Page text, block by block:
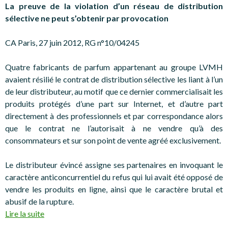
La preuve de la violation d’un réseau de distribution
sélective ne peut s’obtenir par provocation
CA Paris, 27 juin 2012, RG n°10/04245
Quatre fabricants de parfum appartenant au groupe LVMH
avaient résilié le contrat de distribution sélective les liant à l’un
de leur distributeur, au motif que ce dernier commercialisait les
produits protégés d’une part sur Internet, et d’autre part
directement à des professionnels et par correspondance alors
que le contrat ne l’autorisait à ne vendre qu’à des
consommateurs et sur son point de vente agréé exclusivement.
Le distributeur évincé assigne ses partenaires en invoquant le
caractère anticoncurrentiel du refus qui lui avait été opposé de
vendre les produits en ligne, ainsi que le caractère brutal et
abusif de la rupture.
Lire la suite